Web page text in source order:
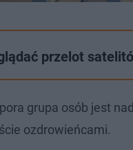
przelot
grupa osób jest
ozdrowieńcami.